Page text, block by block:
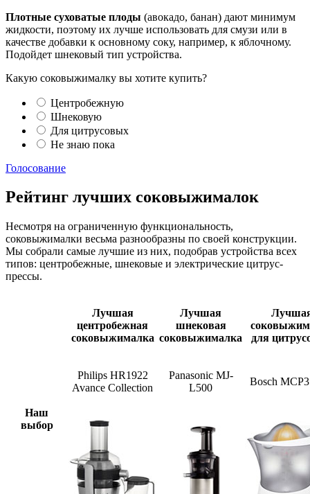
Плотные суховатые плоды (авокадо, банан) дают минимум
жидкости, поэтому их лучше использовать для смузи или в
качестве добавки к основному соку, например, к яблочному.
Подойдет шнековый тип устройства.
Какую соковыжималку вы хотите купить?
Центробежную
Шнековую
Для цитрусовых
Не знаю пока
Голосование
Рейтинг лучших соковыжималок
Несмотря на ограниченную функциональность,
соковыжималки весьма разнообразны по своей конструкции.
Мы собрали самые лучшие из них, подобрав устройства всех
типов: центробежные, шнековые и электрические цитрус-
прессы.
Наш
выбор
Лучшая
центробежная
соковыжималка
Лучшая
шнековая
соковыжималка
для
Philips HR1922
Avance Collection
Panasonic MJ-
L500
Bosch